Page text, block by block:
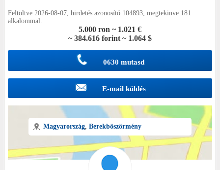
Feltöltve 2026-08-07, hirdetés azonosító 104893, megtekinve 181
alkalommal.
5.000 ron ~ 1.021 €
~ 384.616 forint ~ 1.064 $
0630 mutasd
E-mail küldés
Magyarország, Berekböszörmény